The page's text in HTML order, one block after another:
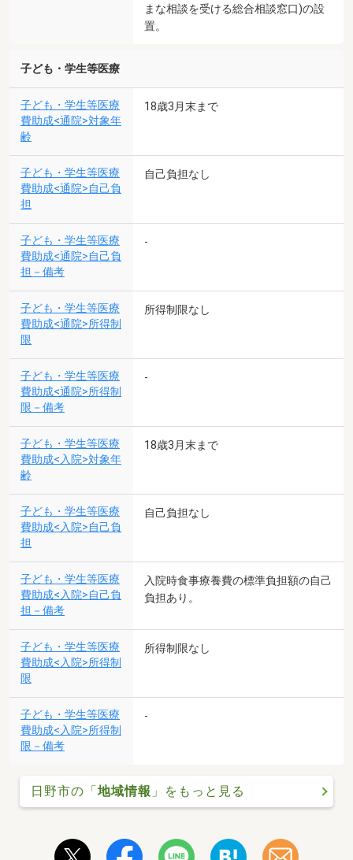
まな相談を受ける総合相談窓口)の設
置。
子ども・学生等医療
子ども・学生等医療
費助成<通院>対象年
齢
18歳3月末まで
子ども・学生等医療
費助成<通院>自己負
担
自己負担なし
子ども・学生等医療
費助成<通院>自己負
担－備考
-
子ども・学生等医療
費助成<通院>所得制
限
所得制限なし
子ども・学生等医療
費助成<通院>所得制
限－備考
-
子ども・学生等医療
費助成<入院>対象年
齢
18歳3月末まで
子ども・学生等医療
費助成<入院>自己負
担
自己負担なし
子ども・学生等医療
費助成<入院>自己負
担－備考
入院時食事療養費の標準負担額の自己
負担あり。
子ども・学生等医療
費助成<入院>所得制
限
所得制限なし
子ども・学生等医療
費助成<入院>所得制
限－備考
-
日野市の「地域情報 」をもっと見る